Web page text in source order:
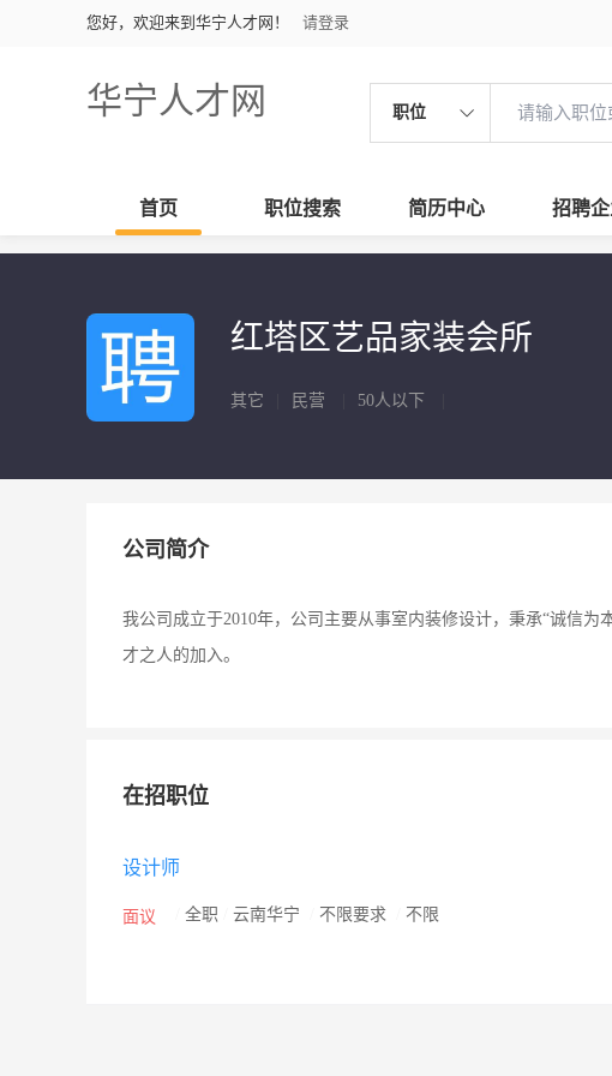
您好，欢迎来到华宁人才网！ 请登录
华宁人才网 职位
首页 职位搜索 简历中心 招聘
红塔区艺品家装会所
其它 民营 50人以下
公司简介
我公司成立于2010年，公司主要从事室内装修设计，秉承“诚信
才之人的加入。
在招职位
设计师
面议 全职 云南华宁 不限要求 不限